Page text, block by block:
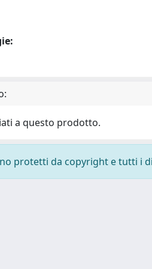
a questo prodotto.
protetti da copyright e tutti i